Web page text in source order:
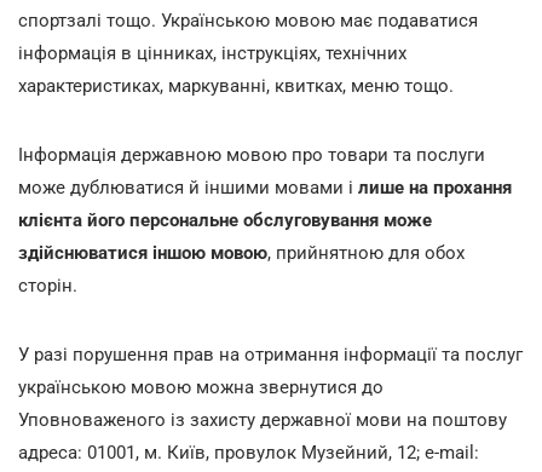
спортзалі тощо. Українською мовою має подаватися
інформація в цінниках, інструкціях, технічних
характеристиках, маркуванні, квитках, меню тощо.
Інформація державною мовою про товари та послуги
може дублюватися й іншими мовами і лише на прохання
клієнта його персональне обслуговування може
здійснюватися іншою мовою, прийнятною для обох
сторін.
У разі порушення прав на отримання інформації та послуг
українською мовою можна звернутися до
Уповноваженого із захисту державної мови на поштову
адреса: 01001, м. Київ, провулок Музейний, 12; e-mail: